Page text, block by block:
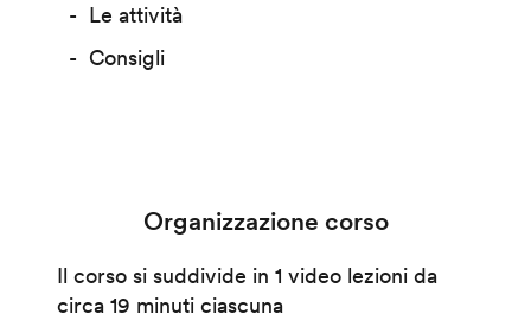
Le attività
Consigli
Organizzazione corso
Il corso si suddivide in 1 video lezioni da
circa 19 minuti ciascuna